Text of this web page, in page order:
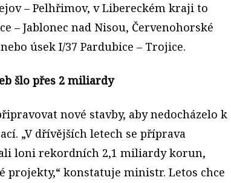
– Pelhřimov, v Libereckém kraji to
– Jablonec nad Nisou, Červenohorské
úsek I/37 Pardubice – Trojice.
šlo přes 2 miliardy
nové stavby, aby nedocházelo k
„V dřívějších letech se příprava
loni rekordních 2,1 miliardy korun,
projekty,“ konstatuje ministr. Letos chce